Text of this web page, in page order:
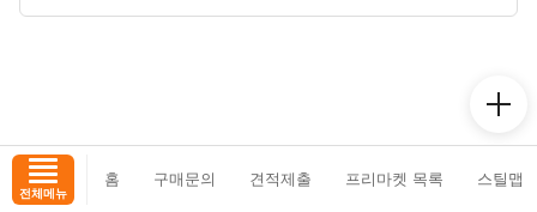
전체메뉴
홈 구매문의 견적제출 프리마켓 목록 스틸맵